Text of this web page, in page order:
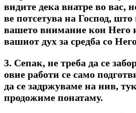
видите дека внатре во вас,
ве потсетува на Господ,
вашето внимание кон Него
вашиот дух за средба со
3. Сепак, не треба да се
овие работи се само
да се задржуваме на нив,
продожиме понатаму.